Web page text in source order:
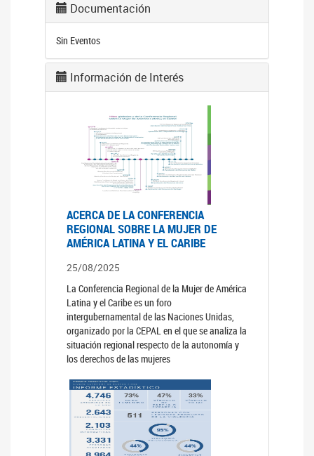
Documentación
Sin Eventos
Información de Interés
ACERCA DE LA CONFERENCIA
REGIONAL SOBRE LA MUJER DE
AMÉRICA LATINA Y EL CARIBE
25/08/2025
La Conferencia Regional de la Mujer de América
Latina y el Caribe es un foro
intergubernamental de las Naciones Unidas,
organizado por la CEPAL en el que se analiza la
situación regional respecto de la autonomía y
los derechos de las mujeres